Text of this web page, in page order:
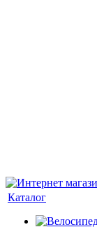
Каталог